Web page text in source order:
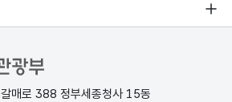
매로 388 정부세종청사 15동